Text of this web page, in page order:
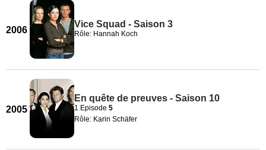
2006
Vice Squad - Saison 3
Rôle: Hannah Koch
2005
En quête de preuves - Saison 10
1 Episode 5
Rôle: Karin Schäfer